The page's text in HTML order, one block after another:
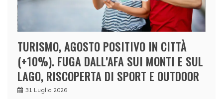
TURISMO, AGOSTO POSITIVO IN CITTÀ
(+10%). FUGA DALL’AFA SUI MONTI E SUL
LAGO, RISCOPERTA DI SPORT E OUTDOOR
31 Luglio 2026